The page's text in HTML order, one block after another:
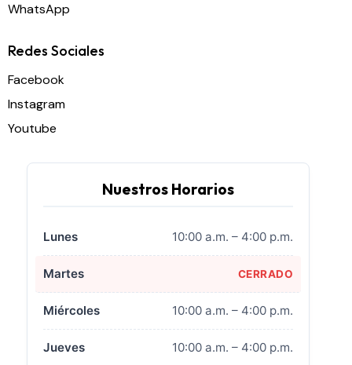
WhatsApp
Redes Sociales
Facebook
Instagram
Youtube
Nuestros Horarios
Lunes 10:00 a.m. – 4:00 p.m.
Martes CERRADO
Miércoles 10:00 a.m. – 4:00 p.m.
Jueves 10:00 a.m. – 4:00 p.m.